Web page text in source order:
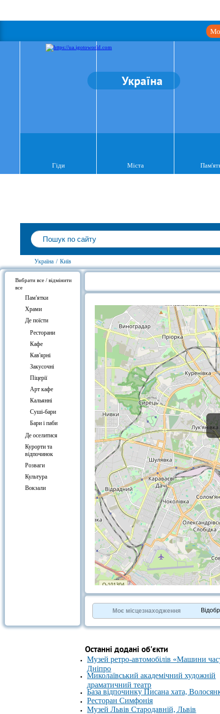
Україна
Гіди Міста
Україна / Київ
Вибрати все / відмінити
все
Пам'ятки
Храми
Де поїсти
Ресторани
Кафе
Кав'ярні
Закусочні
Піцерії
Арт кафе
Кальянні
Суші-бари
Бари і паби
Де оселитися
Курорти та
відпочинок
Розваги
Культура
Вокзали
OpenStreetMapcontributors.
»
Моє місцезнаходження
Останні додані об'єкти
Музей ретро-автомобілів «Машини
Дніпро
Миколаївський академічний художній
драматичний театр
База відпочинку Писана хата,
Ресторан Симфонія
Музей Львів Стародавній, Львів